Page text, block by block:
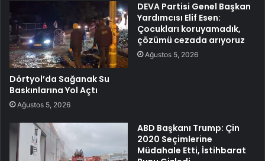
Dörtyol’da Sağanak Su
Baskınlarına Yol Açtı
Ağustos 5, 2026
DEVA Partisi Genel Başkan
Yardımcısı Elif Esen:
Çocukları koruyamadık,
çözümü cezada arıyoruz
Ağustos 5, 2026
ABD Başkanı Trump: Çin
2020 Seçimlerine
Müdahale Etti, İstihbarat